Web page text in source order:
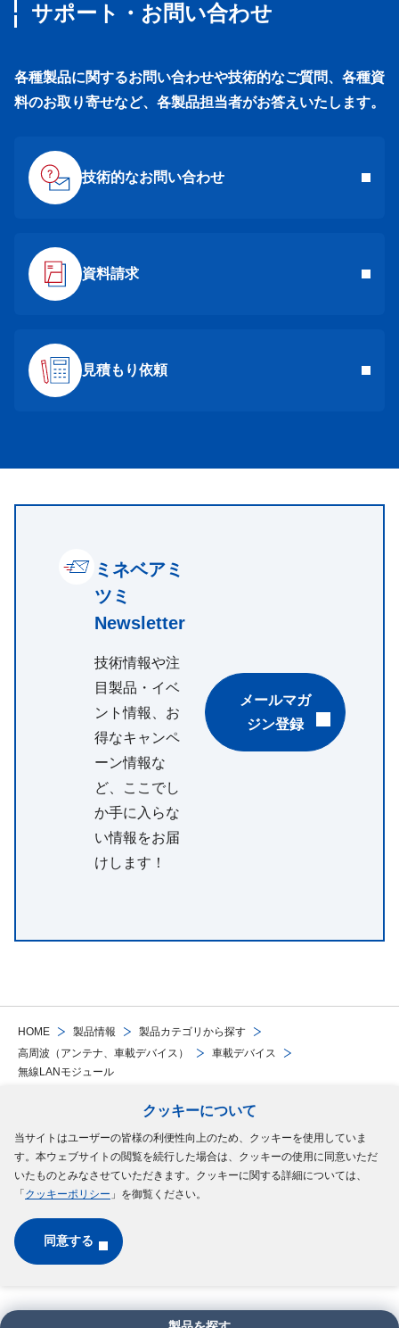
クッキーについて
当サイトはユーザーの皆様の利便性向上のため、クッキーを使用していま
す。本ウェブサイトの閲覧を続行した場合は、クッキーの使用に同意いただ
いたものとみなさせていただきます。クッキーに関する詳細については、
「 クッキーポリシー 」を御覧ください。
同意する
HOME 製品情報
製品カテゴリから探す
高周波（アンテナ、車載デバイス）
車載デバイス
無線LANモジュール
サポート・お問い合わせ
各種製品に関するお問い合わせや技術的なご質問、各種資
料のお取り寄せなど、各製品担当者がお答えいたします。
技術的なお問い合わせ
資料請求
見積もり依頼
ミネベアミ
ツミ
Newsletter
技術情報や注
目製品・イベ
ント情報、お
得なキャンペ
ーン情報な
ど、ここでし
か手に入らな
い情報をお届
けします！
メールマガ
ジン登録
サイトマップご利用規約個人情報の保護についてクッキーポリシー
ソーシャルメディアポリシー
Copyright © MinebeaMitsumi Inc. All rights reserved.​